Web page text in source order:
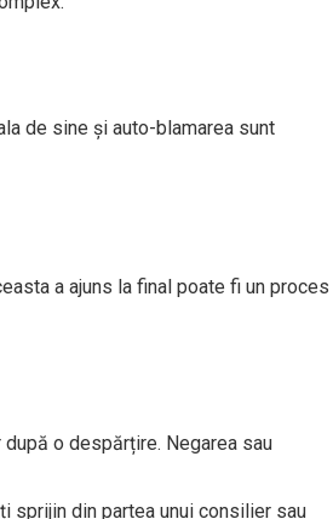
de sine și auto-blamarea sunt
a ajuns la final poate fi un proces
o despărțire. Negarea sau
sprijin din partea unui consilier sau